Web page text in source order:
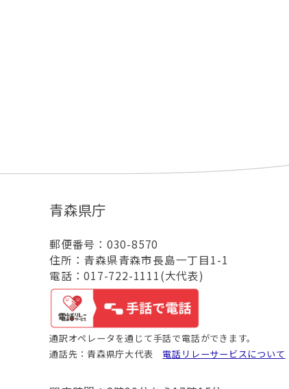
青森県庁
郵便番号：030-8570
住所：青森県青森市長島一丁目1-1
電話：017-722-1111(大代表)
通訳オペレータを通じて手話で電話ができます。
通話先：青森県庁大代表 電話リレーサービスについて